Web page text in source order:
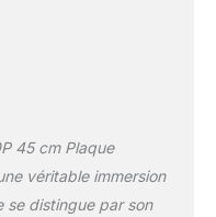
de 50 °C à 300
à un bouton
recette. Pratique
à nettoyer:
montage :
45 cm Plaque
véritable immersion
se distingue par son